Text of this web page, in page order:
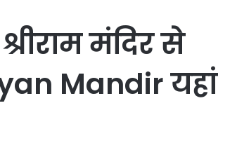
मंदिर से
Mandir यहां